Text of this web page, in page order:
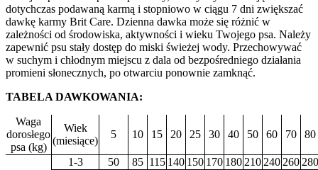
dotychczas podawaną karmą i stopniowo w ciągu 7 dni zwiększać
dawkę karmy Brit Care. Dzienna dawka może się różnić w
zależności od środowiska, aktywności i wieku Twojego psa. Należy
zapewnić psu stały dostęp do miski świeżej wody. Przechowywać
w suchym i chłodnym miejscu z dala od bezpośredniego działania
promieni słonecznych, po otwarciu ponownie zamknąć.
TABELA DAWKOWANIA:
Waga
dorosłego
psa (kg)
Wiek
(miesiące)
5 10 15 20 25 30 40 50 60 70 80
1-3 50 85 115 140 150 170 180210240260280